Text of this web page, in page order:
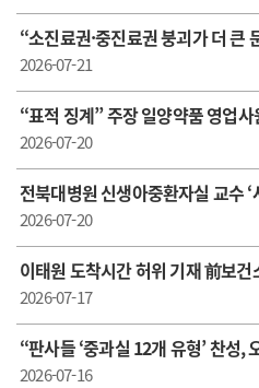
“소진료권·중진료권 붕괴가 더 큰
2026-07-21
“표적 징계” 주장 일양약품 영업
2026-07-20
전북대병원 신생아중환자실 교수 ‘
2026-07-20
이태원 도착시간 허위 기재 前보건
2026-07-17
“판사들 ‘중과실 12개 유형’ 찬성,
2026-07-16